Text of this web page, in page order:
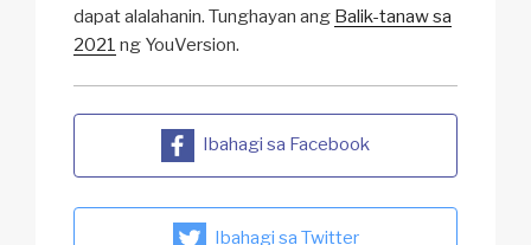
dapat alalahanin. Tunghayan ang Balik-tanaw sa
2021 ng YouVersion.
Ibahagi sa Facebook
Ibahagi sa Twitter